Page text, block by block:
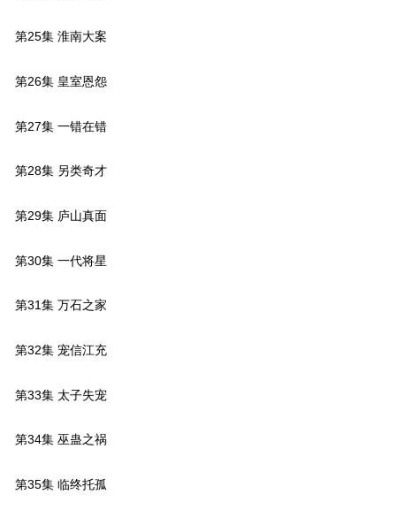
第25集 淮南大案
第26集 皇室恩怨
第27集 一错在错
第28集 另类奇才
第29集 庐山真面
第30集 一代将星
第31集 万石之家
第32集 宠信江充
第33集 太子失宠
第34集 巫蛊之祸
第35集 临终托孤